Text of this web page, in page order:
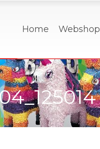
Home Webshop